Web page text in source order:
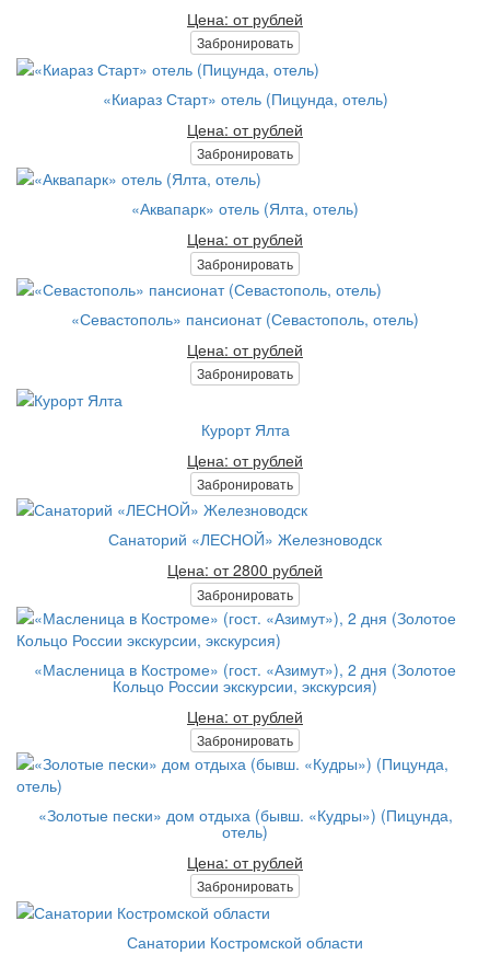
Цена: от рублей
Забронировать
«Киараз Старт» отель (Пицунда, отель)
Цена: от рублей
Забронировать
«Аквапарк» отель (Ялта, отель)
Цена: от рублей
Забронировать
«Севастополь» пансионат (Севастополь, отель)
Цена: от рублей
Забронировать
Курорт Ялта
Цена: от рублей
Забронировать
Санаторий «ЛЕСНОЙ» Железноводск
Цена: от 2800 рублей
Забронировать
«Масленица в Костроме» (гост. «Азимут»), 2 дня (Золотое
Кольцо России экскурсии, экскурсия)
Цена: от рублей
Забронировать
«Золотые пески» дом отдыха (бывш. «Кудры») (Пицунда,
отель)
Цена: от рублей
Забронировать
Санатории Костромской области